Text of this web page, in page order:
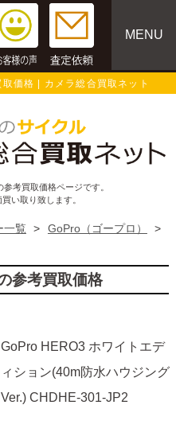
MENU
価格 | カメラ総合買取ネット
考買取価格ページです。
い取り致します。
一覧 > GoPro（ゴープロ）
>
参考買取価格
GoPro HERO3 ホワイトエデ
ィション(40m防水ハウジング
Ver.) CHDHE-301-JP2